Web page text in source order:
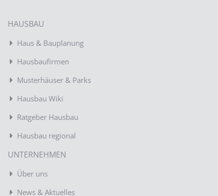
HAUSBAU
Haus & Bauplanung
Hausbaufirmen
Musterhäuser & Parks
Hausbau Wiki
Ratgeber Hausbau
Hausbau regional
UNTERNEHMEN
Über uns
News & Aktuelles